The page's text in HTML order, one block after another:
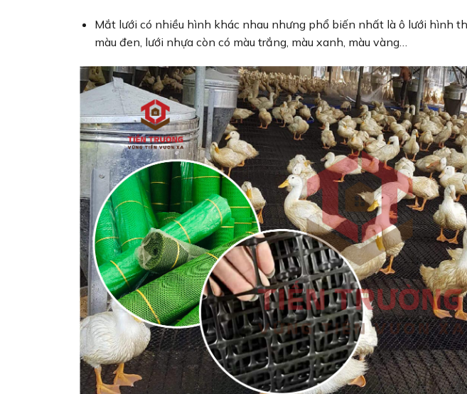
Mắt lưới có nhiều hình khác nhau nhưng phổ biến nhất là ô lưới hình
màu đen, lưới nhựa còn có màu trắng, màu xanh, màu vàng…